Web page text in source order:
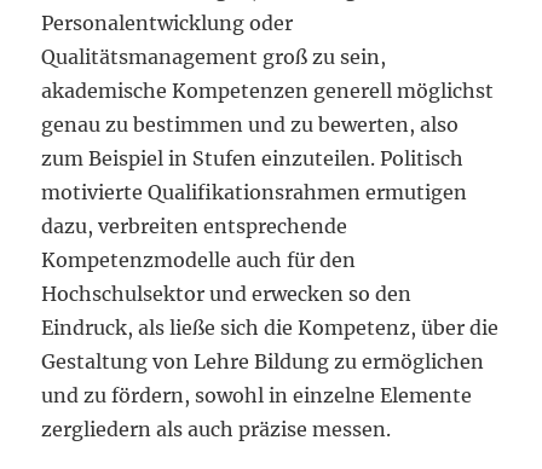
Personalentwicklung oder
Qualitätsmanagement groß zu sein,
akademische Kompetenzen generell möglichst
genau zu bestimmen und zu bewerten, also
zum Beispiel in Stufen einzuteilen. Politisch
motivierte Qualifikationsrahmen ermutigen
dazu, verbreiten entsprechende
Kompetenzmodelle auch für den
Hochschulsektor und erwecken so den
Eindruck, als ließe sich die Kompetenz, über die
Gestaltung von Lehre Bildung zu ermöglichen
und zu fördern, sowohl in einzelne Elemente
zergliedern als auch präzise messen.